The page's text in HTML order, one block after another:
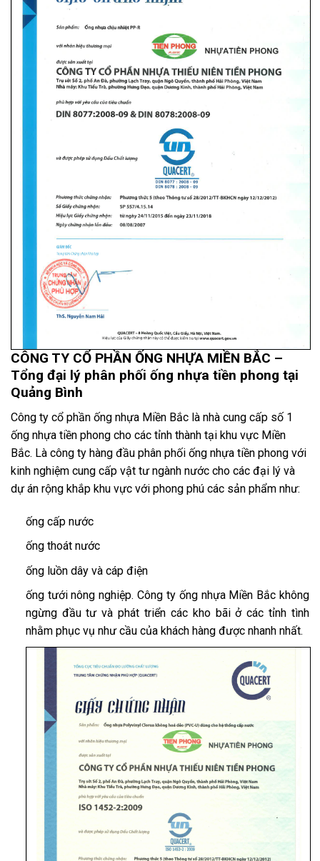
CÔNG TY CỔ PHẦN ỐNG NHỰA MIỀN BẮC –
Tổng đại lý phân phối ống nhựa tiền phong tại
Quảng Bình
Công ty cổ phần ống nhựa Miền Bắc là nhà cung cấp số 1
ống nhựa tiền phong cho các tỉnh thành tại khu vực Miền
Bắc. Là công ty hàng đầu phân phối ống nhựa tiền phong với
kinh nghiệm cung cấp vật tư ngành nước cho các đại lý và
dự án rộng khắp khu vực với phong phú các sản phẩm như:
ống cấp nước
ống thoát nước
ống luồn dây và cáp điện
ống tưới nông nghiệp. Công ty ống nhựa Miền Bắc không
ngừng đầu tư và phát triển các kho bãi ở các tỉnh tình
nhằm phục vụ như cầu của khách hàng được nhanh nhất.